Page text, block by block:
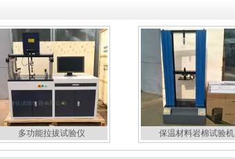
多功能拉拔试验仪 保温材料岩棉试验机